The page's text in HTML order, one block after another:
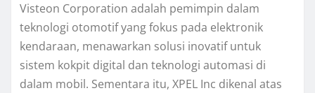
Visteon Corporation adalah pemimpin dalam
teknologi otomotif yang fokus pada elektronik
kendaraan, menawarkan solusi inovatif untuk
sistem kokpit digital dan teknologi automasi di
dalam mobil. Sementara itu, XPEL Inc dikenal atas